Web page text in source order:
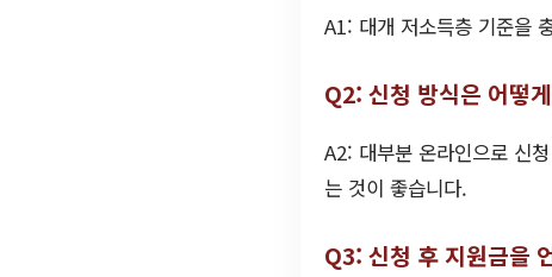
A1: 대개 저소득층 기준을
Q2: 신청 방식은 어떻
A2: 대부분 온라인으로 신
는 것이 좋습니다.
Q3: 신청 후 지원금을